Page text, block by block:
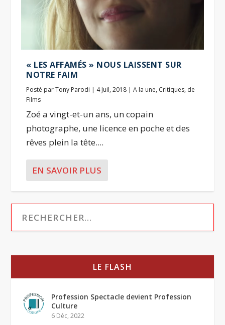
« LES AFFAMÉS » NOUS LAISSENT SUR
NOTRE FAIM
Posté parTony Parodi | 4 Juil, 2018 |A la une, Critiques, de
Films
Zoé a vingt-et-un ans, un copain
photographe, une licence en poche et des
rêves plein la tête....
EN SAVOIR PLUS
LE FLASH
Profession Spectacle devient Profession
Culture
6 Déc, 2022